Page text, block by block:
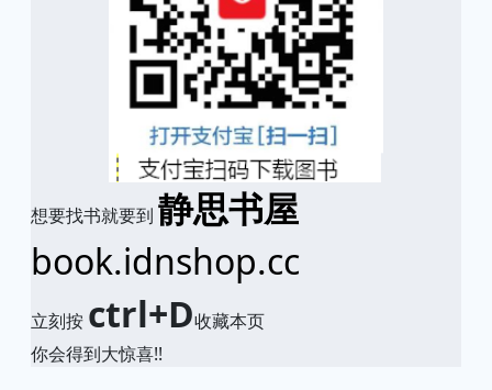
想要找书就要到 静思书屋
book.idnshop.cc
立刻按 ctrl+D收藏本页
你会得到大惊喜!!